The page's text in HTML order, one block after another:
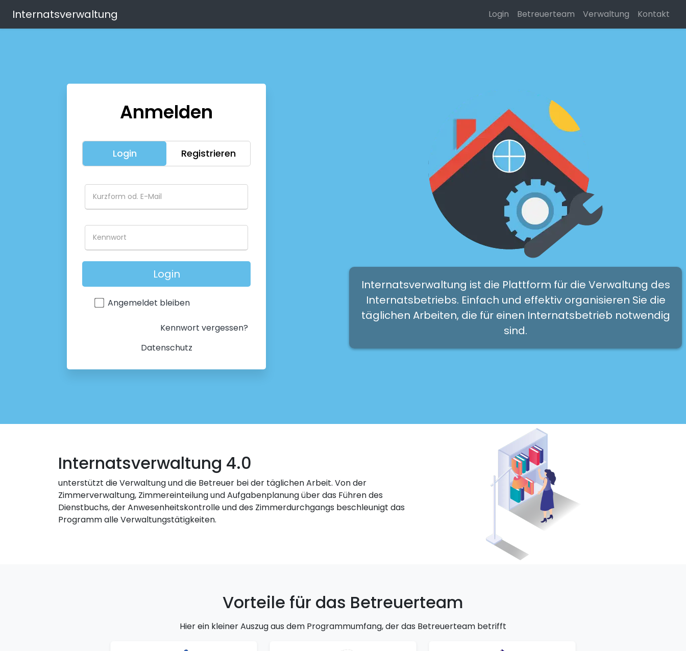
Internatsverwaltung Login Betreuerteam Verwaltung Kontakt
Anmelden
Login Registrieren
Angemeldet bleiben
Kennwort vergessen?
Datenschutz
Internatsverwaltung ist die Plattform für die Verwaltung des
Internatsbetriebs. Einfach und effektiv organisieren Sie die
täglichen Arbeiten, die für einen Internatsbetrieb notwendig
sind.
Internatsverwaltung 4.0
unterstützt die Verwaltung und die Betreuer bei der täglichen Arbeit. Von der
Zimmerverwaltung, Zimmereinteilung und Aufgabenplanung über das Führen des
Dienstbuchs, der Anwesenheitskontrolle und des Zimmerdurchgangs beschleunigt das
Programm alle Verwaltungstätigkeiten.
Vorteile für das Betreuerteam
Hier ein kleiner Auszug aus dem Programmumfang, der das Betreuerteam betrifft